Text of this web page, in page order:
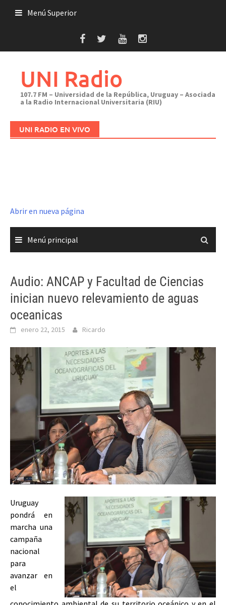
Menú Superior
UNI Radio
107.7 FM – Universidad de la República, Uruguay – Asociada
a la Radio Internacional Universitaria (RIU)
UNI RADIO EN VIVO
Abrir en nueva página
Menú principal
Audio: ANCAP y Facultad de Ciencias
inician nuevo relevamiento de aguas
oceanicas
enero 22, 2015 Ricardo
Uruguay
pondrá en
marcha una
campaña
nacional
para
avanzar en
el